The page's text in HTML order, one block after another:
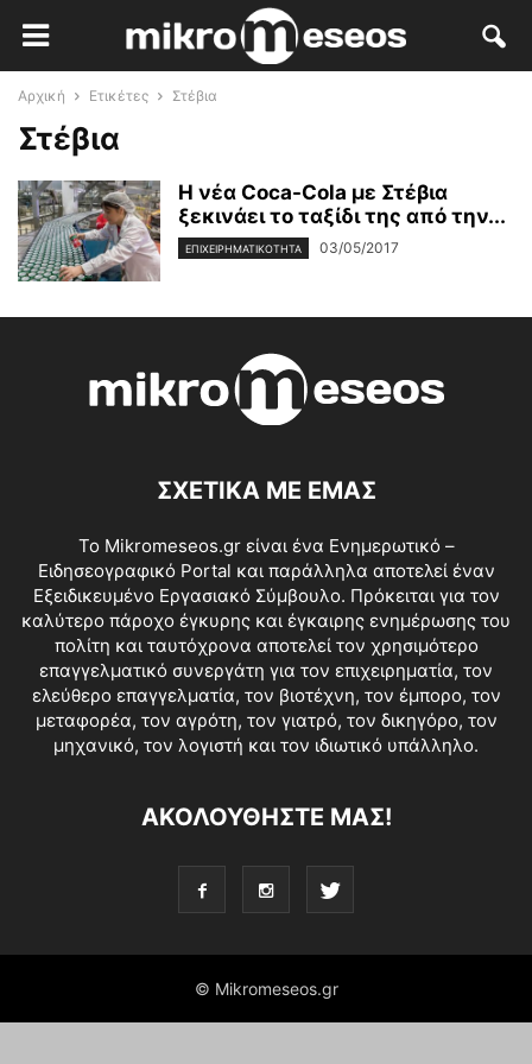
Αρχική Ετικέτες Στέβια
Στέβια
Η νέα Coca-Cola με Στέβια
ξεκινάει το ταξίδι της από την...
ΕΠΙΧΕΙΡΗΜΑΤΙΚΌΤΗΤΑ 03/05/2017
ΣΧΕΤΙΚΑ ΜΕ ΕΜΑΣ
Το Mikromeseos.gr είναι ένα Ενημερωτικό –
Ειδησεογραφικό Portal και παράλληλα αποτελεί έναν
Εξειδικευμένο Εργασιακό Σύμβουλο. Πρόκειται για τον
καλύτερο πάροχο έγκυρης και έγκαιρης ενημέρωσης του
πολίτη και ταυτόχρονα αποτελεί τον χρησιμότερο
επαγγελματικό συνεργάτη για τον επιχειρηματία, τον
ελεύθερο επαγγελματία, τον βιοτέχνη, τον έμπορο, τον
μεταφορέα, τον αγρότη, τον γιατρό, τον δικηγόρο, τον
μηχανικό, τον λογιστή και τον ιδιωτικό υπάλληλο.
ΑΚΟΛΟΥΘΗΣΤΕ ΜΑΣ!
© Mikromeseos.gr